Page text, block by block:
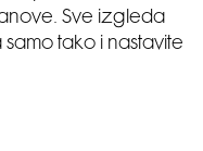
Sve izgleda
tako i nastavite